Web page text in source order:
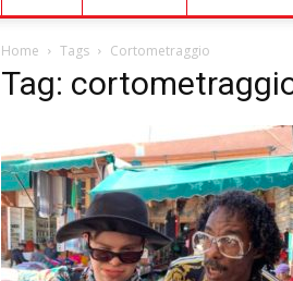
Home Tags Cortometraggio
Tag: